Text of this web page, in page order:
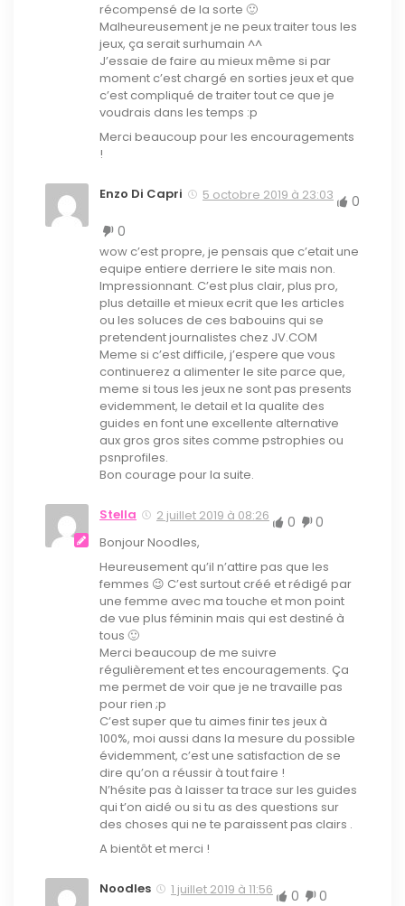
récompensé de la sorte 🙂
Malheureusement je ne peux traiter tous les
jeux, ça serait surhumain ^^
J’essaie de faire au mieux même si par
moment c’est chargé en sorties jeux et que
c’est compliqué de traiter tout ce que je
voudrais dans les temps :p
Merci beaucoup pour les encouragements
!
Enzo Di Capri 5 octobre 2019 à 23:03
0
0
wow c’est propre, je pensais que c’etait une
equipe entiere derriere le site mais non.
Impressionnant. C’est plus clair, plus pro,
plus detaille et mieux ecrit que les articles
ou les soluces de ces babouins qui se
pretendent journalistes chez JV.COM
Meme si c’est difficile, j’espere que vous
continuerez a alimenter le site parce que,
meme si tous les jeux ne sont pas presents
evidemment, le detail et la qualite des
guides en font une excellente alternative
aux gros gros sites comme pstrophies ou
psnprofiles.
Bon courage pour la suite.
Stella 2 juillet 2019 à 08:26 0 0
Bonjour Noodles,
Heureusement qu’il n’attire pas que les
femmes 😉 C’est surtout créé et rédigé par
une femme avec ma touche et mon point
de vue plus féminin mais qui est destiné à
tous 🙂
Merci beaucoup de me suivre
régulièrement et tes encouragements. Ça
me permet de voir que je ne travaille pas
pour rien ;p
C’est super que tu aimes finir tes jeux à
100%, moi aussi dans la mesure du possible
évidemment, c’est une satisfaction de se
dire qu’on a réussir à tout faire !
N’hésite pas à laisser ta trace sur les guides
qui t’on aidé ou si tu as des questions sur
des choses qui ne te paraissent pas clairs .
A bientôt et merci !
Noodles 1 juillet 2019 à 11:56 0 0